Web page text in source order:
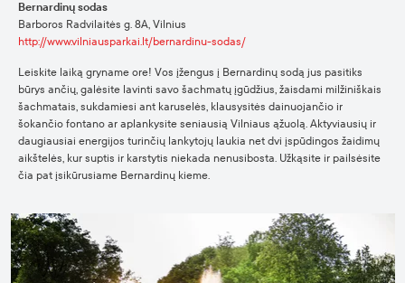
Bernardinų sodas
Barboros Radvilaitės g. 8A, Vilnius
http://www.vilniausparkai.lt/bernardinu-sodas/
Leiskite laiką gryname ore! Vos įžengus į Bernardinų sodą jus pasitiks
būrys ančių, galėsite lavinti savo šachmatų įgūdžius, žaisdami milžiniškais
šachmatais, sukdamiesi ant karuselės, klausysitės dainuojančio ir
šokančio fontano ar aplankysite seniausią Vilniaus ąžuolą. Aktyviausių ir
daugiausiai energijos turinčių lankytojų laukia net dvi įspūdingos žaidimų
aikštelės, kur suptis ir karstytis niekada nenusibosta. Užkąsite ir pailsėsite
čia pat įsikūrusiame Bernardinų kieme.